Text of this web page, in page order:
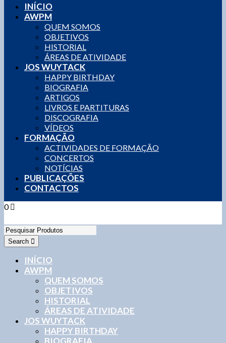
INÍCIO
AWPM
QUEM SOMOS
OBJETIVOS
HISTORIAL
ÁREAS DE ATIVIDADE
JOS WUYTACK
HAPPY BIRTHDAY
BIOGRAFIA
ARTIGOS
LIVROS E PARTITURAS
DISCOGRAFIA
VÍDEOS
FORMAÇÃO
ACTIVIDADES DE FORMAÇÃO
CONCERTOS
NOTÍCIAS
PUBLICAÇÕES
CONTACTOS
0
Search
INÍCIO
AWPM
QUEM SOMOS
OBJETIVOS
HISTORIAL
ÁREAS DE ATIVIDADE
JOS WUYTACK
HAPPY BIRTHDAY
BIOGRAFIA